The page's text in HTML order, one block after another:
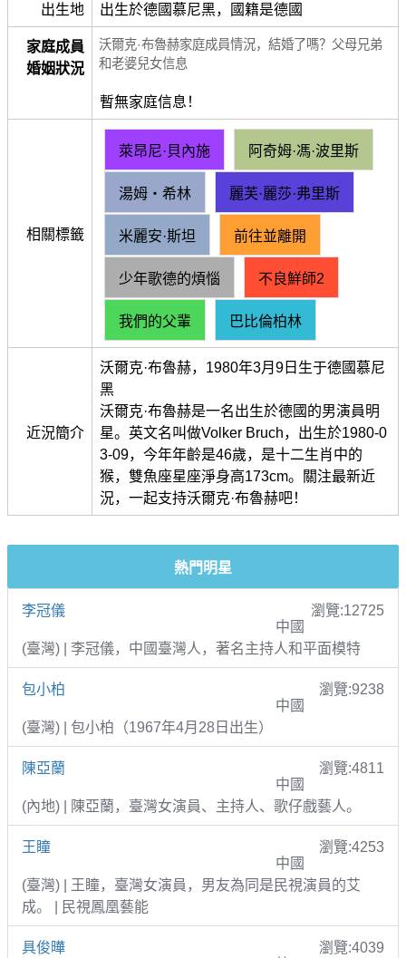
出生地 出生於德國慕尼黑，國籍是德國
家庭成員
婚姻狀況
沃爾克·布魯赫家庭成員情況，結婚了嗎？父母兄弟
和老婆兒女信息
暫無家庭信息！
相關標籤
萊昂尼·貝內施 阿奇姆·馮·波里斯
湯姆・希林 麗芙·麗莎·弗里斯
米麗安·斯坦 前往並離開
少年歌德的煩惱 不良鮮師2
我們的父輩 巴比倫柏林
近況簡介
沃爾克·布魯赫，1980年3月9日生于德國慕尼
黑
沃爾克·布魯赫是一名出生於德國的男演員明
星。英文名叫做Volker Bruch，出生於1980-0
3-09，今年年齡是46歲，是十二生肖中的
猴，雙魚座星座淨身高173cm。關注最新近
況，一起支持沃爾克·布魯赫吧！
熱門明星
李冠儀
瀏覽:12725
中國
(臺灣) | 李冠儀，中國臺灣人，著名主持人和平面模特
包小柏
瀏覽:9238
中國
(臺灣) | 包小柏（1967年4月28日出生）
陳亞蘭
瀏覽:4811
中國
(內地) | 陳亞蘭，臺灣女演員、主持人、歌仔戲藝人。
王瞳
瀏覽:4253
中國
(臺灣) | 王瞳，臺灣女演員，男友為同是民視演員的艾
成。 | 民視鳳凰藝能
具俊曄
瀏覽:4039